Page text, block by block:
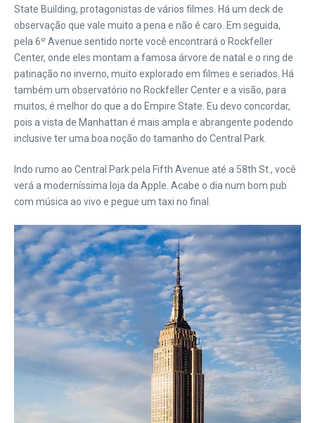
State Building, protagonistas de vários filmes. Há um deck de
observação que vale muito a pena e não é caro. Em seguida,
pela 6º Avenue sentido norte você encontrará o Rockfeller
Center, onde eles montam a famosa árvore de natal e o ring de
patinação no inverno, muito explorado em filmes e seriados. Há
também um observatório no Rockfeller Center e a visão, para
muitos, é melhor do que a do Empire State. Eu devo concordar,
pois a vista de Manhattan é mais ampla e abrangente podendo
inclusive ter uma boa noção do tamanho do Central Park.
Indo rumo ao Central Park pela Fifth Avenue até a 58th St., você
verá a moderníssima loja da Apple. Acabe o dia num bom pub
com música ao vivo e pegue um taxi no final.